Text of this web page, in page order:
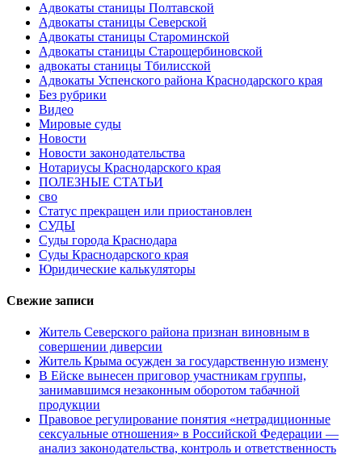
Адвокаты станицы Полтавской
Адвокаты станицы Северской
Адвокаты станицы Староминской
Адвокаты станицы Старощербиновской
адвокаты станицы Тбилисской
Адвокаты Успенского района Краснодарского края
Без рубрики
Видео
Мировые суды
Новости
Новости законодательства
Нотариусы Краснодарского края
ПОЛЕЗНЫЕ СТАТЬИ
сво
Статус прекращен или приостановлен
СУДЫ
Суды города Краснодара
Суды Краснодарского края
Юридические калькуляторы
Свежие записи
Житель Северского района признан виновным в
совершении диверсии
Житель Крыма осужден за государственную измену
В Ейске вынесен приговор участникам группы,
занимавшимся незаконным оборотом табачной
продукции
Правовое регулирование понятия «нетрадиционные
сексуальные отношения» в Российской Федерации —
анализ законодательства, контроль и ответственность